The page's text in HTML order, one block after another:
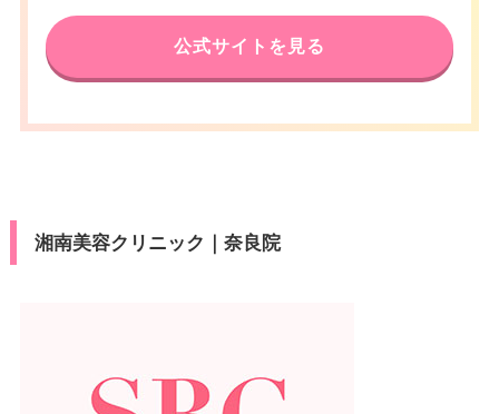
公式サイトを見る
湘南美容クリニック｜奈良院